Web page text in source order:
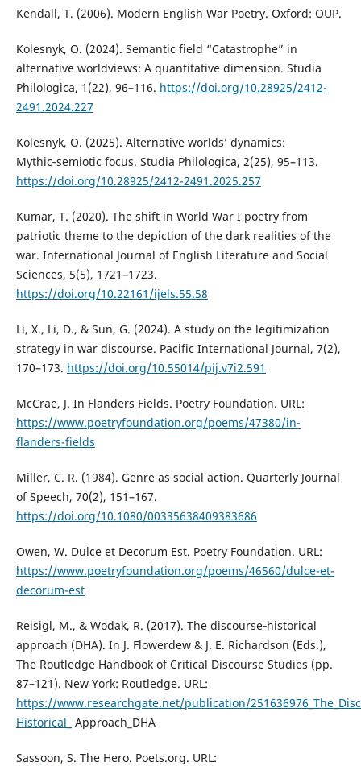
Kendall, T. (2006). Modern English War Poetry. Oxford: OUP.
Kolesnyk, O. (2024). Semantic field “Catastrophe” in
alternative worldviews: A quantitative dimension. Studia
Philologica, 1(22), 96–116. https://doi.org/10.28925/2412-
2491.2024.227
Kolesnyk, O. (2025). Alternative worlds’ dynamics:
Mythic‑semiotic focus. Studia Philologica, 2(25), 95–113.
https://doi.org/10.28925/2412-2491.2025.257
Kumar, T. (2020). The shift in World War I poetry from
patriotic theme to the depiction of the dark realities of the
war. International Journal of English Literature and Social
Sciences, 5(5), 1721–1723.
https://doi.org/10.22161/ijels.55.58
Li, X., Li, D., & Sun, G. (2024). A study on the legitimization
strategy in war discourse. Pacific International Journal, 7(2),
170–173. https://doi.org/10.55014/pij.v7i2.591
McCrae, J. In Flanders Fields. Poetry Foundation. URL:
https://www.poetryfoundation.org/poems/47380/in-
flanders-fields
Miller, C. R. (1984). Genre as social action. Quarterly Journal
of Speech, 70(2), 151–167.
https://doi.org/10.1080/00335638409383686
Owen, W. Dulce et Decorum Est. Poetry Foundation. URL:
https://www.poetryfoundation.org/poems/46560/dulce-et-
decorum-est
Reisigl, M., & Wodak, R. (2017). The discourse‑historical
approach (DHA). In J. Flowerdew & J. E. Richardson (Eds.),
The Routledge Handbook of Critical Discourse Studies (pp.
87–121). New York: Routledge. URL:
https://www.researchgate.net/publication/
Historical_ Approach_DHA
Sassoon, S. The Hero. Poets.org. URL: